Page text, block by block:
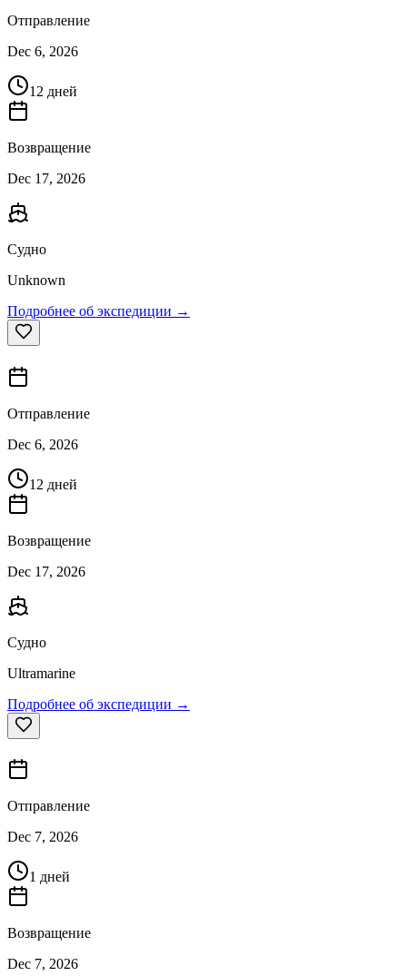
Отправление
Dec 6, 2026
12 дней
Возвращение
Dec 17, 2026
Судно
Unknown
Подробнее об экспедиции →
Отправление
Dec 6, 2026
12 дней
Возвращение
Dec 17, 2026
Судно
Ultramarine
Подробнее об экспедиции →
Отправление
Dec 7, 2026
1 дней
Возвращение
Dec 7, 2026